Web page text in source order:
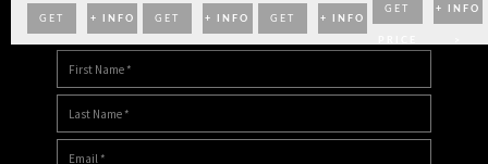
GET
PRICE
+ INFO
>
GET
PRICE
+ INFO
>
GET
PRICE
+ INFO
>
GET + INFO
DOWNLOAD DREAMS TO MANSIONS